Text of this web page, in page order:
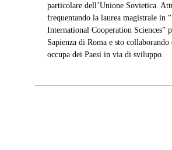
particolare dell’Unione Sovietica.
frequentando la laurea magistrale in
International Cooperation Sciences”
Sapienza di Roma e sto collaborando
occupa dei Paesi in via di sviluppo.